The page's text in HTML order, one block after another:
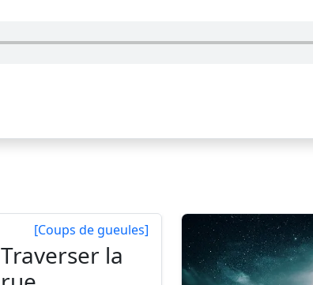
[Coups de gueules]
Traverser la